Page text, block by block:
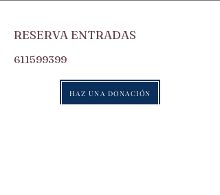
RESERVA ENTRADAS
611599399
HAZ UNA DONACIÓN